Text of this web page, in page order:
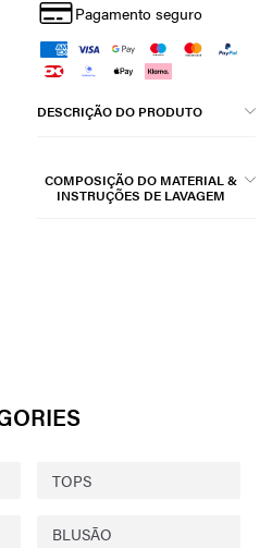
Pagamento seguro
DESCRIÇÃO DO PRODUTO
COMPOSIÇÃO DO MATERIAL &
INSTRUÇÕES DE LAVAGEM
TOPS
BLUSÃO